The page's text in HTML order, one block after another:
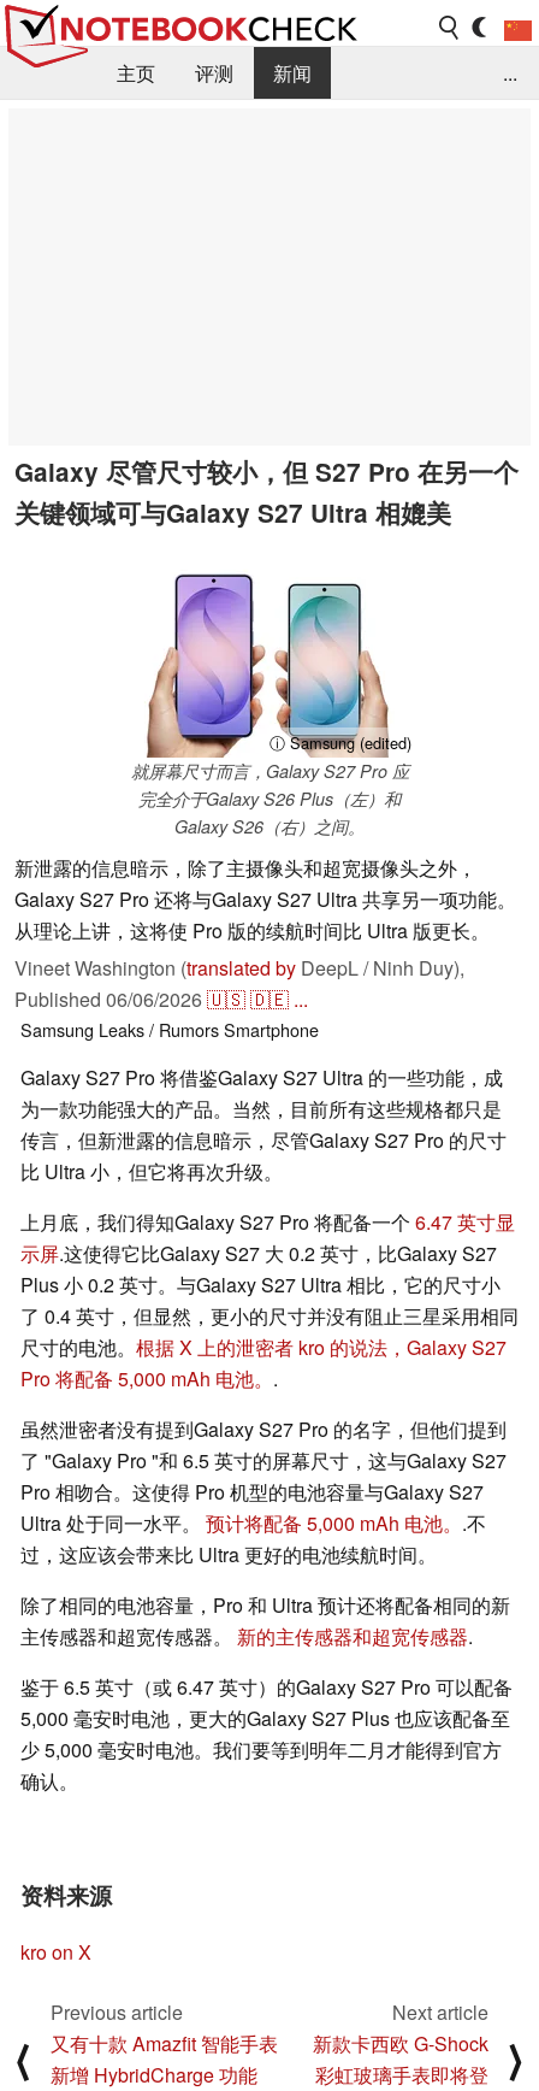
主页 评测
新闻
...
Galaxy 尽管尺寸较小，但 S27 Pro 在另一个
关键领域可与Galaxy S27 Ultra 相媲美
ⓘ Samsung (edited)
就屏幕尺寸而言，Galaxy S27 Pro 应
完全介于Galaxy S26 Plus（左）和
Galaxy S26（右）之间。
新泄露的信息暗示，除了主摄像头和超宽摄像头之外，
Galaxy S27 Pro 还将与Galaxy S27 Ultra 共享另一项功能。
从理论上讲，这将使 Pro 版的续航时间比 Ultra 版更长。
Vineet Washington (translated by DeepL / Ninh Duy),
Published 06/06/2026🇺🇸🇩🇪 ...
Samsung Leaks / RumorsSmartphone
Galaxy S27 Pro 将借鉴Galaxy S27 Ultra 的一些功能，成
为一款功能强大的产品。当然，目前所有这些规格都只是
传言，但新泄露的信息暗示，尽管Galaxy S27 Pro 的尺寸
比 Ultra 小，但它将再次升级。
上月底，我们得知Galaxy S27 Pro 将配备一个 6.47 英寸显
示屏.这使得它比Galaxy S27 大 0.2 英寸，比Galaxy S27
Plus 小 0.2 英寸。与Galaxy S27 Ultra 相比，它的尺寸小
了 0.4 英寸，但显然，更小的尺寸并没有阻止三星采用相同
尺寸的电池。 根据 X 上的泄密者 kro 的说法，Galaxy S27
Pro 将配备 5,000 mAh 电池。 .
虽然泄密者没有提到Galaxy S27 Pro 的名字，但他们提到
了 "Galaxy Pro "和 6.5 英寸的屏幕尺寸，这与Galaxy S27
Pro 相吻合。这使得 Pro 机型的电池容量与Galaxy S27
Ultra 处于同一水平。 预计将配备 5,000 mAh 电池。 .不
过，这应该会带来比 Ultra 更好的电池续航时间。
除了相同的电池容量，Pro 和 Ultra 预计还将配备相同的新
主传感器和超宽传感器。 新的主传感器和超宽传感器.
鉴于 6.5 英寸（或 6.47 英寸）的Galaxy S27 Pro 可以配备
5,000 毫安时电池，更大的Galaxy S27 Plus 也应该配备至
少 5,000 毫安时电池。我们要等到明年二月才能得到官方
确认。
资料来源
kro on X
⟨
Previous article
又有十款 Amazfit 智能手表
新增 HybridCharge 功能
Next article
新款卡西欧 G-Shock
彩虹玻璃手表即将登
⟩